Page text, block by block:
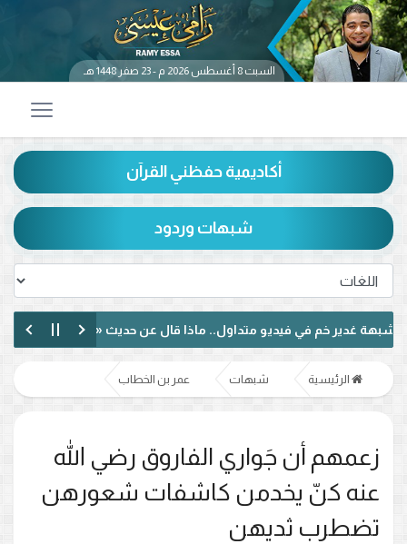
السبت 8 أغسطس 2026 م - 23 صفر 1448 هـ
أكاديمية حفظني القرآن
شبهات وردود
في فيديو متداول.. ماذا قال عن حديث «من كنت مولاه فهذا علي
الرئيسية شبهات عمر بن الخطاب
زعمهم أن جَواري الفاروق رضي الله
عنه كنّ يخدمن كاشفات شعورهن
تضطرب ثديهن